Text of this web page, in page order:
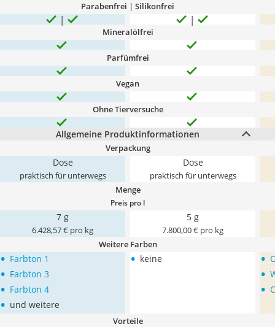
Parabenfrei | Silikonfrei
Mineralölfrei
Parfümfrei
Vegan
Ohne Tierversuche
Allgemeine Produktinformationen
Verpackung
Dose
praktisch für unterwegs
Dose
praktisch für unterwegs
Menge
Preis pro l
7 g
6.428,57 € pro kg
5 g
7.800,00 € pro kg
Weitere Farben
• Farbton 1
• Farbton 3
• Farbton 4
• und weitere
• keine •
•
•
Vorteile